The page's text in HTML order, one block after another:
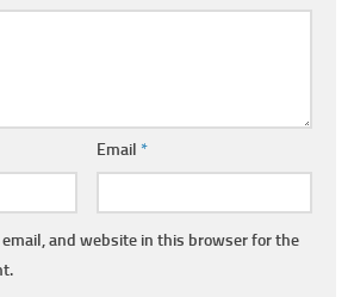
Email *
email, and website in this browser for the